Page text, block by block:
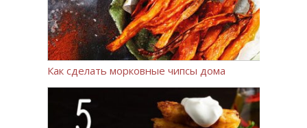
Как сделать морковные чипсы дома